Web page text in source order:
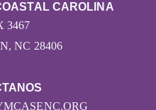
CAROLINA
3467
NC 28406